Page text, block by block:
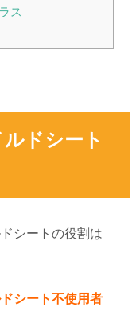
ス
ドシート
シートの役割は
シート不使用者